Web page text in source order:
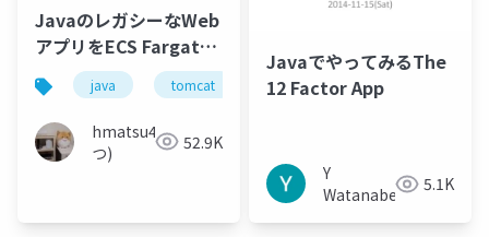
JavaのレガシーなWeb
アプリをECS Fargate
を使って段階的に作り
直し／マイグレーショ
ンする話
java tomcat aws jaws-ug
hmatsu47(ま
つ)
52.9K
JavaでやってみるThe
12 Factor App
Y
Watanabe
5.1K